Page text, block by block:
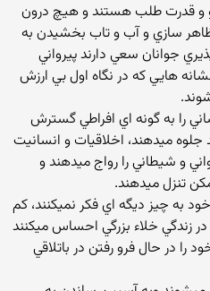
و قدرت طلب هستند و هيچ درون
ظاهر سازي و آب و تاب بخشيدن به
جوانان سعي دارند پيرواني
هايي كه در نگاه اول بي ارزش
را به گونه اي افراطي گسترش
جلوه ميدهند، اخلاقيات و انسانيت
و شيطاني را رواج ميدهند و
تنزل ميدهند.
به چيز ديگه اي فكر نميكنند، كم
زندگي خلاء بزرگي احساس ميكنند
را در حال فرو رفتن در باتلاقي